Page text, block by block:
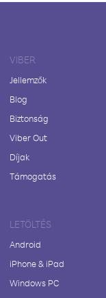
VIBER
Jellemzők
Blog
Biztonság
Viber Out
Díjak
Támogatás
LETÖLTÉS
Android
iPhone & iPad
Windows PC